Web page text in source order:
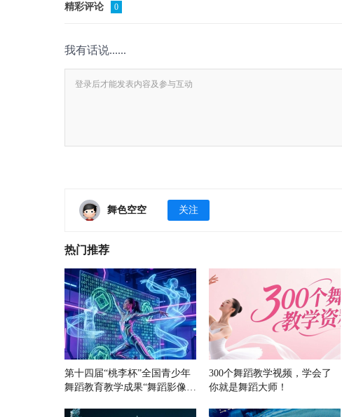
精彩评论 0
我有话说......
舞色空空 关注
热门推荐
第十四届“桃李杯”全国青少年
舞蹈教育教学成果“舞蹈影像与
300个舞蹈教学视频，学会了
你就是舞蹈大师！